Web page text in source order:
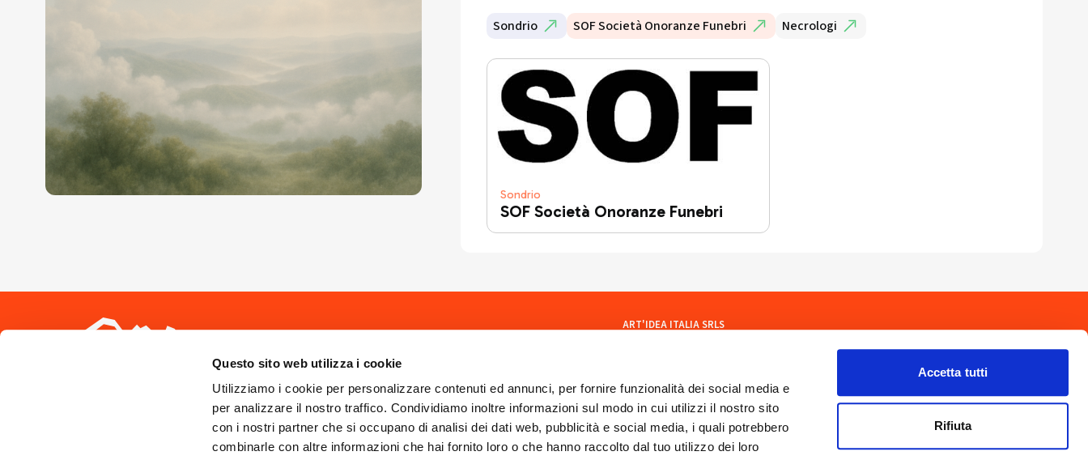
Questo sito web utilizza i cookie
Utilizziamo i cookie per personalizzare contenuti ed annunci, per fornire funzionalità dei social media e
per analizzare il nostro traffico. Condividiamo inoltre informazioni sul modo in cui utilizzi il nostro sito
con i nostri partner che si occupano di analisi dei dati web, pubblicità e social media, i quali potrebbero
combinarle con altre informazioni che hai fornito loro o che hanno raccolto dal tuo utilizzo dei loro
Accetta tutti
Rifiuta
Sondrio SOF Società Onoranze Funebri Necrologi
Sondrio
SOF Società Onoranze Funebri
Seguici sui social
ART'IDEA ITALIA SRLS
artideaitaliasrls@legalmail.it